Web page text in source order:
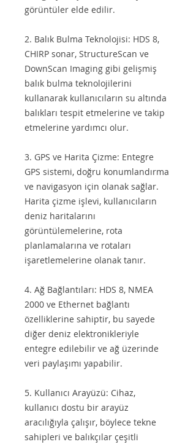
görüntüler elde edilir.
2. Balık Bulma Teknolojisi: HDS 8,
CHIRP sonar, StructureScan ve
DownScan Imaging gibi gelişmiş
balık bulma teknolojilerini
kullanarak kullanıcıların su altında
balıkları tespit etmelerine ve takip
etmelerine yardımcı olur.
3. GPS ve Harita Çizme: Entegre
GPS sistemi, doğru konumlandırma
ve navigasyon için olanak sağlar.
Harita çizme işlevi, kullanıcıların
deniz haritalarını
görüntülemelerine, rota
planlamalarına ve rotaları
işaretlemelerine olanak tanır.
4. Ağ Bağlantıları: HDS 8, NMEA
2000 ve Ethernet bağlantı
özelliklerine sahiptir, bu sayede
diğer deniz elektronikleriyle
entegre edilebilir ve ağ üzerinde
veri paylaşımı yapabilir.
5. Kullanıcı Arayüzü: Cihaz,
kullanıcı dostu bir arayüz
aracılığıyla çalışır, böylece tekne
sahipleri ve balıkçılar çeşitli